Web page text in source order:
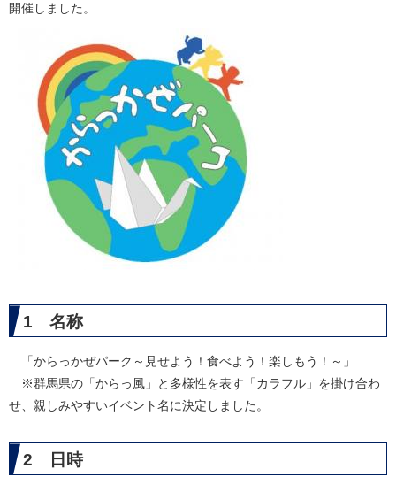
開催しました。
1 名称
「からっかぜパーク～見せよう！食べよう！楽しもう！～」
※群馬県の「からっ風」と多様性を表す「カラフル」を掛け合わ
せ、親しみやすいイベント名に決定しました。
2 日時